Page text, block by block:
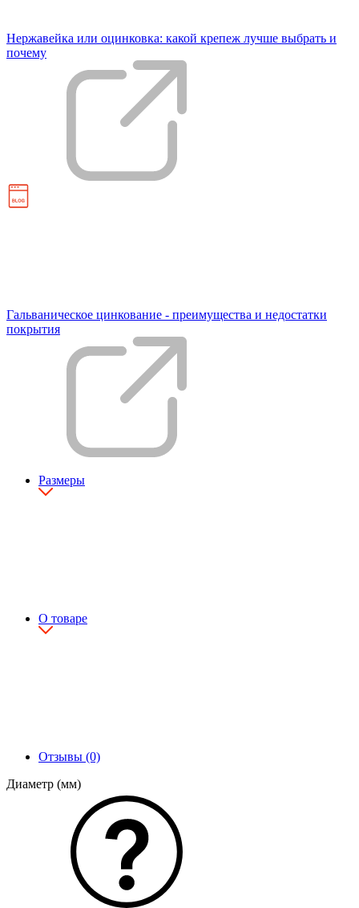
Нержавейка или оцинковка: какой крепеж лучше выбрать и
почему
Гальваническое цинкование - преимущества и недостатки
покрытия
Размеры
О товаре
Отзывы (0)
Диаметр (мм)